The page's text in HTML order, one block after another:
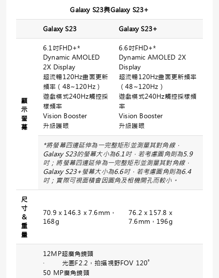
Galaxy S23與Galaxy S23+
Galaxy S23 Galaxy S23+
顯
示
螢
幕
6.1吋FHD+*
Dynamic AMOLED
2X Display
超流暢120Hz畫面更新
頻率（48~120Hz）
遊戲模式240Hz觸控採
樣頻率
Vision Booster
升級護眼
6.6吋FHD+*
Dynamic AMOLED 2X
Display
超流暢120Hz畫面更新頻率
（48~120Hz）
遊戲模式240Hz觸控採樣頻
率
Vision Booster
升級護眼
*將螢幕四邊延伸為一完整矩形並測量其對角線，
Galaxy S23的螢幕大小為6.1吋，若考慮圓角則為5.9
吋；將螢幕四邊延伸為一完整矩形並測量其對角線，
Galaxy S23+螢幕大小為6.6吋，若考慮圓角則為6.4
吋；實際可視面積會因圓角及相機開孔而較小。
尺
寸
＆
重
量
70.9 x 146.3 x 7.6mm，
168g
76.2 x 157.8 x
7.6mm，196g
12MP超廣角鏡頭
· 光圈F2.2，拍攝視野FOV 120˚
50 MP廣角鏡頭